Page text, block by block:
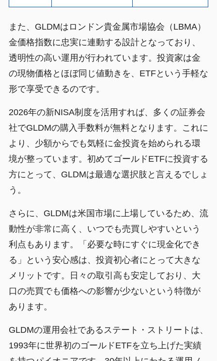
また、GLDMはロンドン貴金属市場協会（LBMA）
金価格指数に忠実に連動する設計となっており、
透明性の高い運用が行われています。投資家は金
の現物価格とほぼ同じ値動きを、ETFという手軽な
形で享受できるのです。
2026年の新NISA制度を活用すれば、多くの証券会
社でGLDMの購入手数料が無料となります。これに
より、少額からでも気軽に金投資を始められる環
境が整っています。初めてゴールドETFに投資する
方にとって、GLDMは最適な選択肢と言えるでしょ
う。
さらに、GLDMは米国市場に上場しているため、流
動性が非常に高く、いつでも売買しやすいという
利点もあります。「必要な時にすぐに現金化でき
る」という安心感は、投資初心者にとって大きな
メリットです。日々の取引高も安定しており、大
口の売買でも価格への影響が少ないという特徴が
あります。
GLDMの運用会社であるステート・ストリートは、
1993年に世界初のゴールドETFを立ち上げた実績